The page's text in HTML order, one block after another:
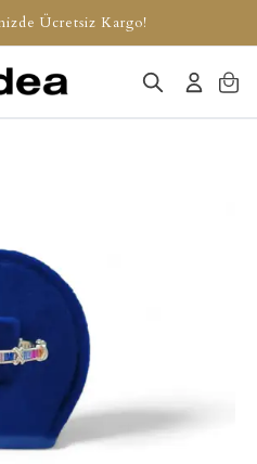
Ücretsiz Kargo!